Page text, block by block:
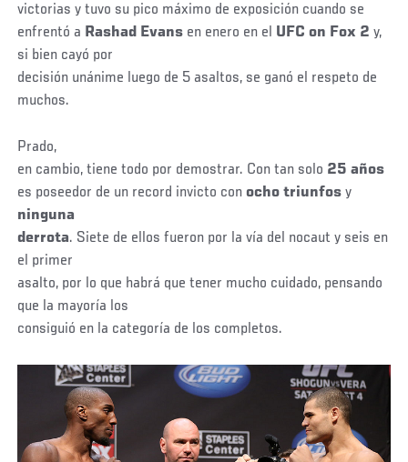
victorias y tuvo su pico máximo de exposición cuando se
enfrentó a Rashad Evans en enero en el UFC on Fox 2 y,
si bien cayó por
decisión unánime luego de 5 asaltos, se ganó el respeto de
muchos.
Prado,
en cambio, tiene todo por demostrar. Con tan solo 25 años
es poseedor de un record invicto conocho triunfos y
ninguna
derrota. Siete de ellos fueron por la vía del nocaut y seis en
el primer
asalto, por lo que habrá que tener mucho cuidado, pensando
que la mayoría los
consiguió en la categoría de los completos.